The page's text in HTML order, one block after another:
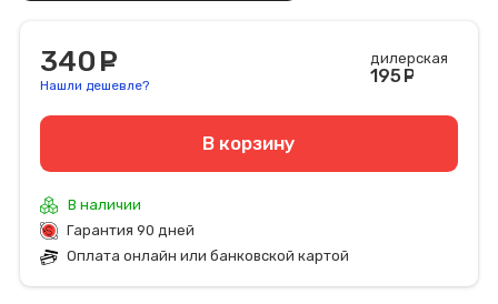
340
Нашли дешевле?
дилерская
195
В корзину
В наличии
Гарантия 90 дней
Оплата онлайн или банковской картой